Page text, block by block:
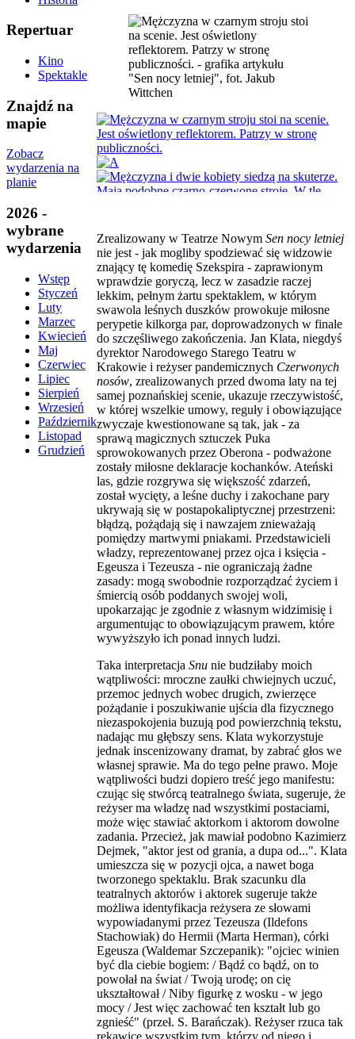
Repertuar
Kino
Spektakle
Znajdź na
mapie
Zobacz
wydarzenia na
planie
2026 -
wybrane
wydarzenia
Wstęp
Styczeń
Luty
Marzec
Kwiecień
Maj
Czerwiec
Lipiec
Sierpień
Wrzesień
Październik
Listopad
Grudzień
"Sen nocy letniej", fot. Jakub
Wittchen
Zrealizowany w Teatrze Nowym Sen nocy letniej
nie jest - jak mogliby spodziewać się widzowie
znający tę komedię Szekspira - zaprawionym
wprawdzie goryczą, lecz w zasadzie raczej
lekkim, pełnym żartu spektaklem, w którym
swawola leśnych duszków prowokuje miłosne
perypetie kilkorga par, doprowadzonych w finale
do szczęśliwego zakończenia. Jan Klata, niegdyś
dyrektor Narodowego Starego Teatru w
Krakowie i reżyser pandemicznych Czerwonych
nosów, zrealizowanych przed dwoma laty na tej
samej poznańskiej scenie, ukazuje rzeczywistość,
w której wszelkie umowy, reguły i obowiązujące
zwyczaje kwestionowane są tak, jak - za
sprawą magicznych sztuczek Puka
sprowokowanych przez Oberona - podważone
zostały miłosne deklaracje kochanków. Ateński
las, gdzie rozgrywa się większość zdarzeń,
został wycięty, a leśne duchy i zakochane pary
ukrywają się w postapokaliptycznej przestrzeni:
błądzą, pożądają się i nawzajem znieważają
pomiędzy martwymi pniakami. Przedstawicieli
władzy, reprezentowanej przez ojca i księcia -
Egeusza i Tezeusza - nie ograniczają żadne
zasady: mogą swobodnie rozporządzać życiem i
śmiercią osób poddanych swojej woli,
upokarzając je zgodnie z własnym widzimisię i
argumentując to obowiązującym prawem, które
wywyższyło ich ponad innych ludzi.
Taka interpretacja Snu nie budziłaby moich
wątpliwości: mroczne zaułki chwiejnych uczuć,
przemoc jednych wobec drugich, zwierzęce
pożądanie i poszukiwanie ujścia dla fizycznego
niezaspokojenia buzują pod powierzchnią tekstu,
nadając mu głębszy sens. Klata wykorzystuje
jednak inscenizowany dramat, by zabrać głos we
własnej sprawie. Ma do tego pełne prawo. Moje
wątpliwości budzi dopiero treść jego manifestu:
czując się stwórcą teatralnego świata, sugeruje, że
reżyser ma władzę nad wszystkimi postaciami,
może więc stawiać aktorkom i aktorom dowolne
zadania. Przecież, jak mawiał podobno Kazimierz
Dejmek, "aktor jest od grania, a dupa od...". Klata
umieszcza się w pozycji ojca, a nawet boga
tworzonego spektaklu. Brak szacunku dla
teatralnych aktorów i aktorek sugeruje także
możliwa identyfikacja reżysera ze słowami
wypowiadanymi przez Tezeusza (Ildefons
Stachowiak) do Hermii (Marta Herman), córki
Egeusza (Waldemar Szczepanik): "ojciec winien
być dla ciebie bogiem: / Bądź co bądź, on to
powołał na świat / Twoją urodę; on cię
ukształtował / Niby figurkę z wosku - w jego
mocy / Jest więc zachować ten kształt lub go
zgnieść" (przeł. S. Barańczak). Reżyser rzuca tak
rękawicę wszystkim tym, którzy od niego i